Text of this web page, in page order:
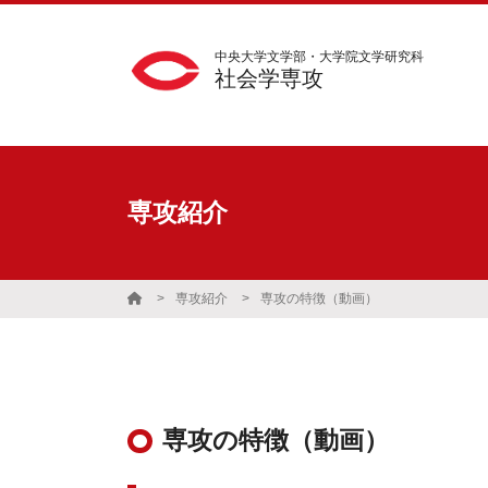
中央大学文学部・大学院文学研究科
社会学専攻
専攻紹介
専攻紹介 専攻の特徴（動画）
専攻の特徴（動画）